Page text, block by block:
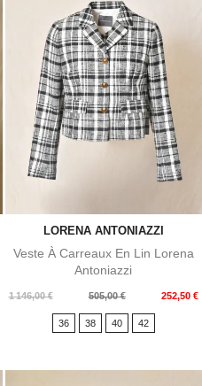
LORENA ANTONIAZZI
Veste À Carreaux En Lin Lorena
Antoniazzi
1 146,00 €
Prix
505,00 € 252,50 €
Prix
36 38 40 42